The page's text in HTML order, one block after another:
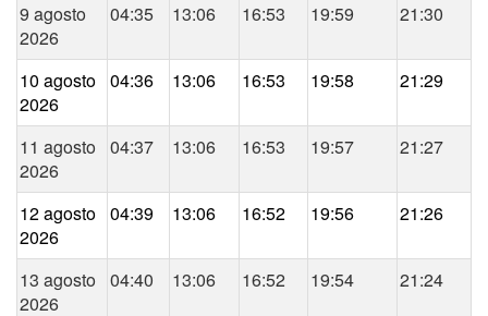
9 agosto
2026
04:35 13:06 16:53 19:59 21:30
10 agosto
2026
04:36 13:06 16:53 19:58 21:29
11 agosto
2026
04:37 13:06 16:53 19:57 21:27
12 agosto
2026
04:39 13:06 16:52 19:56 21:26
13 agosto
2026
04:40 13:06 16:52 19:54 21:24